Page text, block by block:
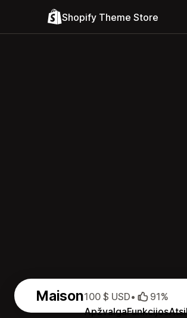
Shopify Theme Store
Maison
ApžvalgaFunkcijos
100 $ USD• 91%